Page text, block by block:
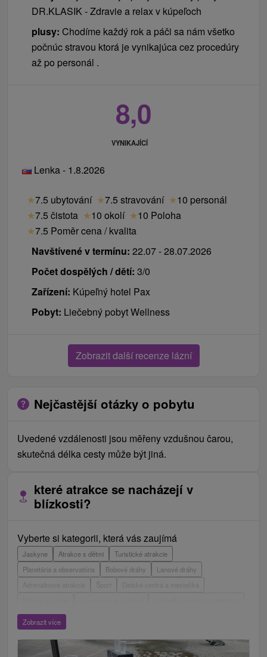
DR.KLASIK - Zdravie a relax v kúpeľoch
plusy: Chodíme každý rok a páči sa nám všetko
počnúc stravou ktorá je vynikajúca cez procedúry
až po personál .
8,0
VYNIKAJÍCÍ
Lenka - 1.8.2026
★7.5 ubytování ★7.5 stravování ★10 personál
★7.5 čistota ★10 okolí ★10 Poloha
★7.5 Poměr cena / kvalita
Navštívené v termínu: 22.07 - 28.07.2026
Počet dospělých / dětí: 3/0
Zařízení: Kúpeľný hotel Pax
Pobyt: Liečebný pobyt Wellness
Zobrazit další recenze lázní
Nejčastější otázky o pobytu
Uvedené vzdálenosti jsou měřeny vzdušnou čarou,
skutečná délka cesty může být jiná.
které atrakce se nacházejí v
blízkosti?
Vyberte si kategorii, která vás zaujímá
Jaskyne Atrakce s dětmi
Turistické atrakcie
Planetária a observatória
Bobové dráhy
Lanové dráhy
Adrenalinové atrakcie
Detské centrá a mestečká
ZOO a zvieracie farmy
Hrady, zámky, zrúcaniny
Mestské a zámocké parky
Vyhliadkové lety a plavby
Štíty
Zobrazit více